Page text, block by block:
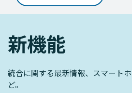
新機能
統合に関する最新情報、スマート
ど。